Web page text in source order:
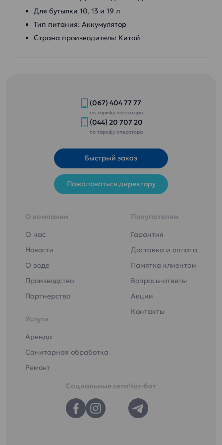
Для бутылки 10, 13 и 19 л
Тип питания: Аккумулятор
Страна производитель: Китай
(067) 404 77 77
по тарифу оператора
(044) 20 707 20
по тарифу оператора
Быстрый заказ
Пожаловаться директору
О компании
О нас
Новости
О воде
Производство
Партнерство
Услуги
Аренда
Санитарная обработка
Ремонт
Покупателям
Гарантия
Доставка и оплата
Памятка клиентам
Вопросы-ответы
Акции
Контакты
Социальные сетиЧат-бот